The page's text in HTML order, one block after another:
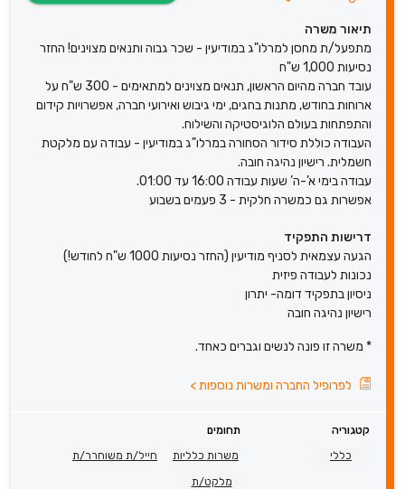
תיאור משרה
מתפעל/ת מחסן למרלו"ג במודיעין - שכר גבוה ותנאים מצוינים! החזר
נסיעות 1,000 ש"ח
עובד חברה מהיום הראשון, תנאים מצוינים למתאימים - 300 ש"ח על
ארוחות בחודש, מתנות בחגים, ימי גיבוש ואירועי חברה, אפשרויות קידום
והתפתחות בעולם הלוגיסטיקה והשילוח.
העבודה כוללת סידור הסחורה במרלו"ג במודיעין - עבודה עם מלקטת
חשמלית. רישיון נהיגה חובה.
עבודה בימי א’-ה’ שעות עבודה 16:00 עד 01:00.
אפשרות גם כמשרה חלקית - 3 פעמים בשבוע
דרישות התפקיד
הגעה עצמאית לסניף מודיעין (החזר נסיעות 1000 ש"ח לחודש!)
נכונות לעבודה פיזית
ניסיון בתפקיד דומה- יתרון
רישיון נהיגה חובה
* משרה זו פונה לנשים וגברים כאחד.
לפרופיל החברה ומשרות נוספות>
קטגוריה
תחומים
כללי
משרות כלליות חייל/ת משוחרר/ת
מלקט/ת